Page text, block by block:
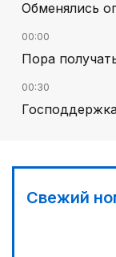
Обменялись
00:00
Пора
00:30
Свежий